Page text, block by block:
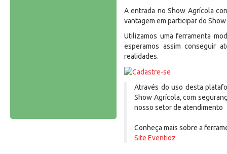
A entrada no Show Agrícola
vantagem em participar do
Utilizamos uma ferramenta
esperamos assim conseguir
realidades.
Através do uso desta
Show Agrícola, com
nosso setor de atendimento
Conheça mais sobre a
Site Eventioz